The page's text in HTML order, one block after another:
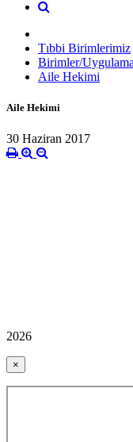
Tıbbi Birimlerimiz
Birimler/
Aile Hekimi
Aile Hekimi
30 Haziran 2017
2026
×